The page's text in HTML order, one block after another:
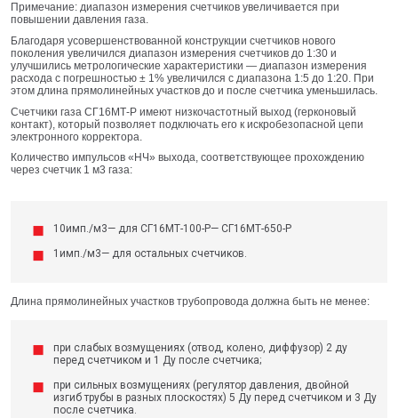
Примечание: диапазон измерения счетчиков увеличивается при
повышении давления газа.
Благодаря усовершенствованной конструкции счетчиков нового
поколения увеличился диапазон измерения счетчиков до 1:30 и
улучшились метрологические характеристики — диапазон измерения
расхода с погрешностью ± 1% увеличился с диапазона 1:5 до 1:20. При
этом длина прямолинейных участков до и после счетчика уменьшилась.
Счетчики газа СГ16МТ-Р имеют низкочастотный выход (герконовый
контакт), который позволяет подключать его к искробезопасной цепи
электронного корректора.
Количество импульсов «НЧ» выхода, соответствующее прохождению
через счетчик 1 м3 газа:
10имп./м3— для СГ16МТ-100-Р— СГ16МТ-650-Р
1имп./м3— для остальных счетчиков.
Длина прямолинейных участков трубопровода должна быть не менее:
при слабых возмущениях (отвод, колено, диффузор) 2 ду
перед счетчиком и 1 Ду после счетчика;
при сильных возмущениях (регулятор давления, двойной
изгиб трубы в разных плоскостях) 5 Ду перед счетчиком и 3 Ду
после счетчика.